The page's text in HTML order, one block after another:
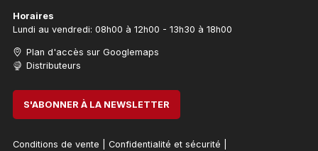
Horaires
Lundi au vendredi: 08h00 à 12h00 - 13h30 à 18h00
Plan d'accès sur Googlemaps
Distributeurs
S'ABONNER À LA NEWSLETTER
Conditions de vente Confidentialité et sécurité